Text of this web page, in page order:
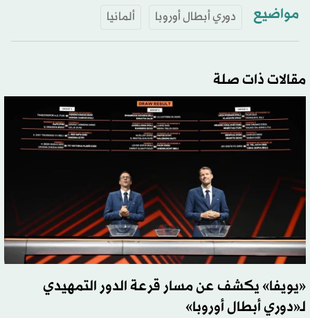
مواضيع دوري أبطال أوروبا ألمانيا
مقالات ذات صلة
«يويفا» يكشف عن مسار قرعة الدور التمهيدي
لـ«دوري أبطال أوروبا»